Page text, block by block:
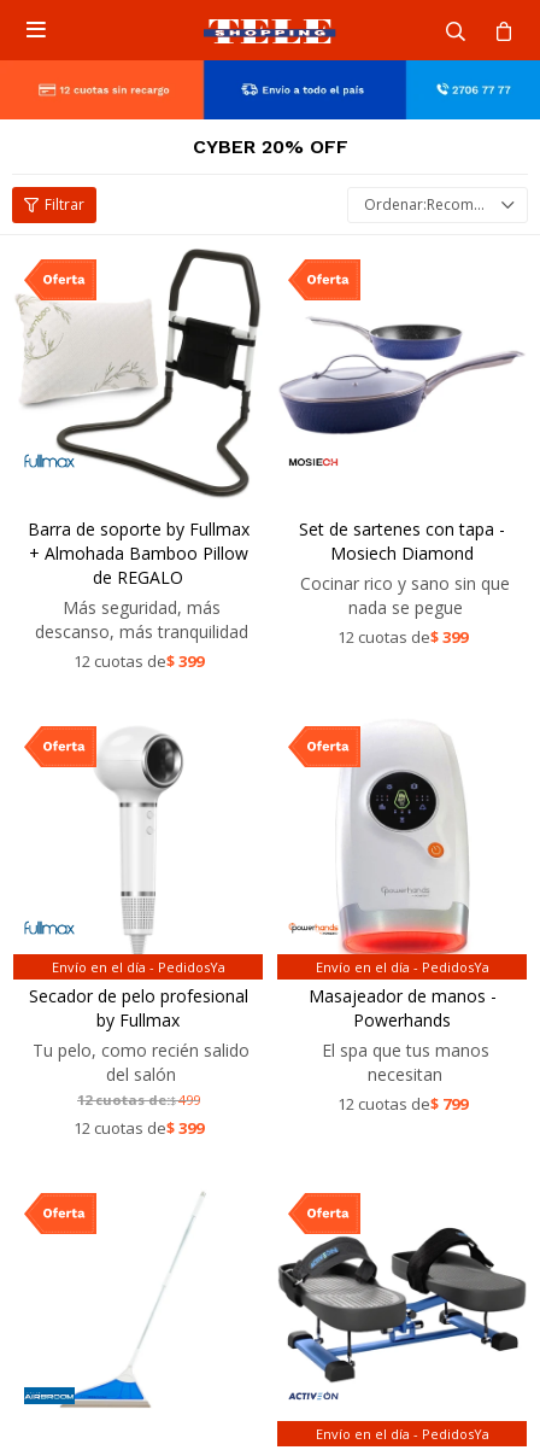

CYBER 20% OFF
Recomendados
Barra de soporte by Fullmax
+ Almohada Bamboo Pillow
de REGALO
Más seguridad, más
descanso, más tranquilidad
12 cuotas de$399
Set de sartenes con tapa -
Mosiech Diamond
Cocinar rico y sano sin que
nada se pegue
12 cuotas de$399
Envío en el día - PedidosYa
Secador de pelo profesional
by Fullmax
Tu pelo, como recién salido
del salón
12 cuotas de:$499
12 cuotas de$399
Envío en el día - PedidosYa
Masajeador de manos -
Powerhands
El spa que tus manos
necesitan
12 cuotas de$ 799
Envío en el día - PedidosYa